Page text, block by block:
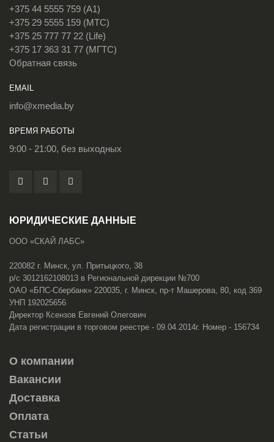
+375 44 5555 759 (A1)
+375 29 5555 159 (МТС)
+375 25 777 77 22 (Life)
+375 17 363 31 77 (МГТС)
Обратная связь
EMAIL
info@xmedia.by
ВРЕМЯ РАБОТЫ
9:00 - 21:00, без выходных
ЮРИДИЧЕСКИЕ ДАННЫЕ
ООО «СКАЙ ЛАБС»
220082 г. Минск, ул. Притыцкого, 38
р/с 3012162108013 в Региональной дирекции №700
ОАО «БПС-Сбербанк» 220035, г. Минск, пр-т Машерова, 80, код 369
УНП 192025656
Директор Ксензов Евгений Олегович
Дата регистрации в торговом реестре - 09.04.2014г. Номер - 156734
О компании
Вакансии
Доставка
Оплата
Статьи